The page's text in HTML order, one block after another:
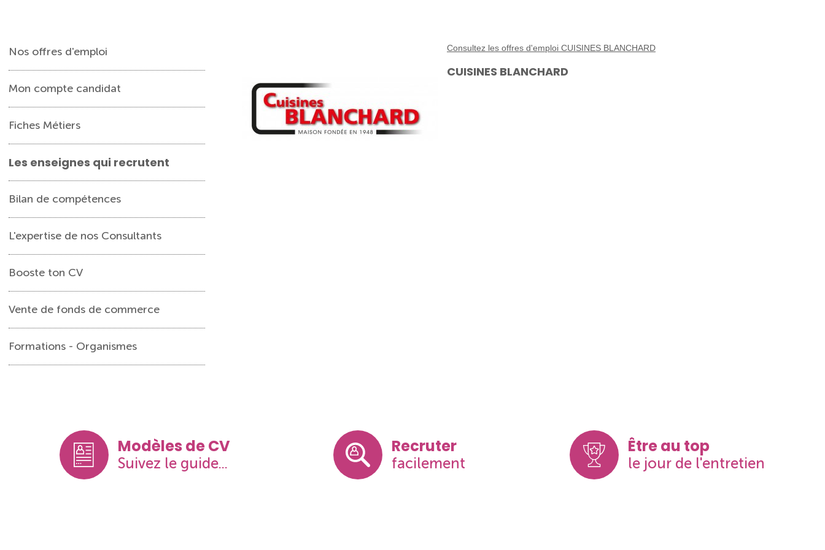
Nos offres d'emploi
Mon compte candidat
Fiches Métiers
Les enseignes qui recrutent
Bilan de compétences
L'expertise de nos Consultants
Booste ton CV
Vente de fonds de commerce
Formations - Organismes
Consultez les offres d'emploi CUISINES BLANCHARD
CUISINES BLANCHARD
Modèles de CV
Suivez le guide...
Recruter
facilement
Être au top
le jour de l'entretien